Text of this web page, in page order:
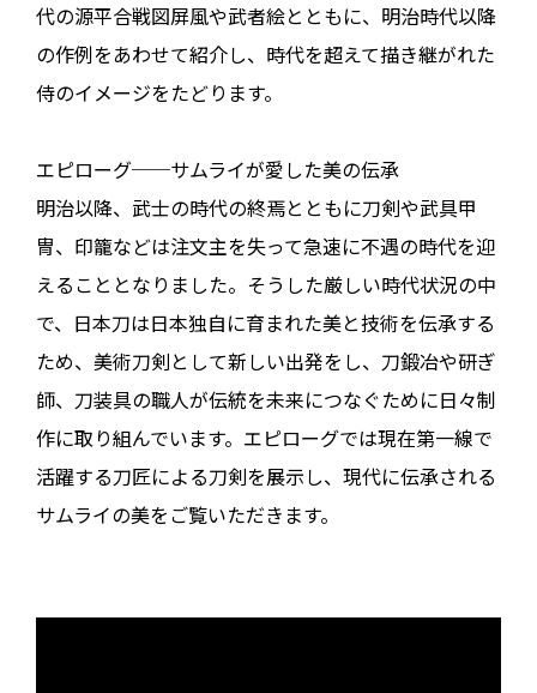
代の源平合戦図屏風や武者絵とともに、明治時代以降
の作例をあわせて紹介し、時代を超えて描き継がれた
侍のイメージをたどります。
エピローグ──サムライが愛した美の伝承
明治以降、武士の時代の終焉とともに刀剣や武具甲
冑、印籠などは注文主を失って急速に不遇の時代を迎
えることとなりました。そうした厳しい時代状況の中
で、日本刀は日本独自に育まれた美と技術を伝承する
ため、美術刀剣として新しい出発をし、刀鍛冶や研ぎ
師、刀装具の職人が伝統を未来につなぐために日々制
作に取り組んでいます。エピローグでは現在第一線で
活躍する刀匠による刀剣を展示し、現代に伝承される
サムライの美をご覧いただきます。